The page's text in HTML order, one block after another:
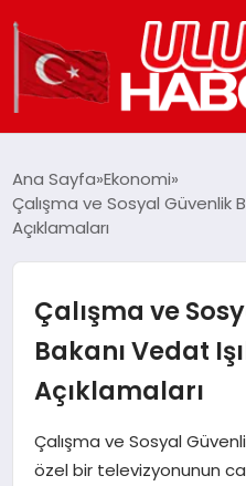
DÜNYA
SIYASET
TEKNOLOJI
EĞITIM
Ana Sayfa Ekonomi
Çalışma ve Sosyal Güvenlik
Açıklamaları
Çalışma ve
Bakanı Vedat
Açıklamaları
Çalışma ve Sosyal
özel bir televizyonunun